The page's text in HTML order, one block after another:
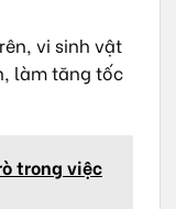
vi sinh vật
làm tăng tốc
trong việc